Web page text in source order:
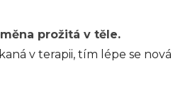
prožitá v těle.
v terapii, tím lépe se